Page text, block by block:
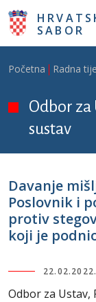
Skoči na glavni
SABOR
Početna Radna
Odbor za
sustav
Davanje
Poslovnik i
protiv
koji je
22.02.2022.
Odbor za